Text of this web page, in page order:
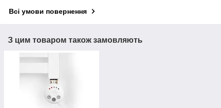
Всі умови повернення
З цим товаром також замовляють